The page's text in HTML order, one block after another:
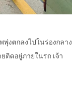
พุ่งตกลงไปในร่องกลาง
ดอยู่ภายในรถ เจ้า